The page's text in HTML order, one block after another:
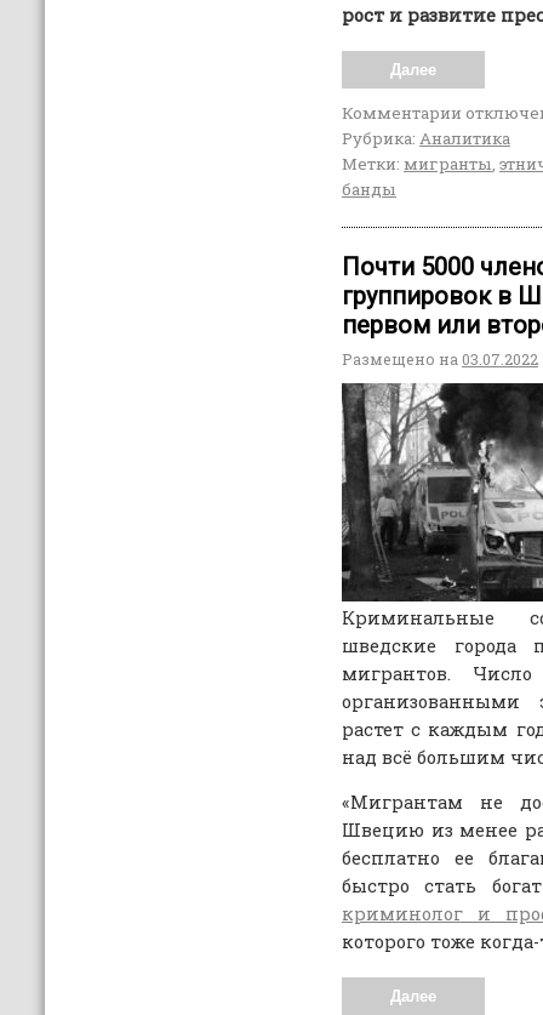
рост и развитие
Далее
Комментарии
Рубрика: Аналитика
Метки: мигранты,
банды
Почти 5000
группировок в
первом или
Размещено на 03.07.2022
Криминальные
шведские города
мигрантов.
организованными
растет с каждым
над всё большим
«Мигрантам не
Швецию из менее
бесплатно ее
быстро стать
криминолог и
которого тоже
Далее